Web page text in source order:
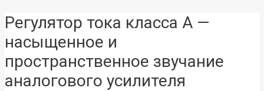
Регулятор тока класса А —
насыщенное и
пространственное звучание
аналогового усилителя